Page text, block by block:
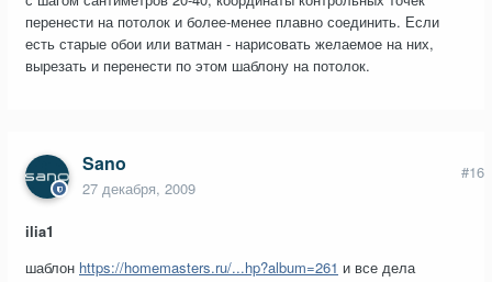
перенести на потолок и более-менее плавно соединить. Если
есть старые обои или ватман - нарисовать желаемое на них,
вырезать и перенести по этом шаблону на потолок.
Sano
27 декабря, 2009
#16
ilia1
шаблон https://homemasters.ru/...hp?album=261 и все дела